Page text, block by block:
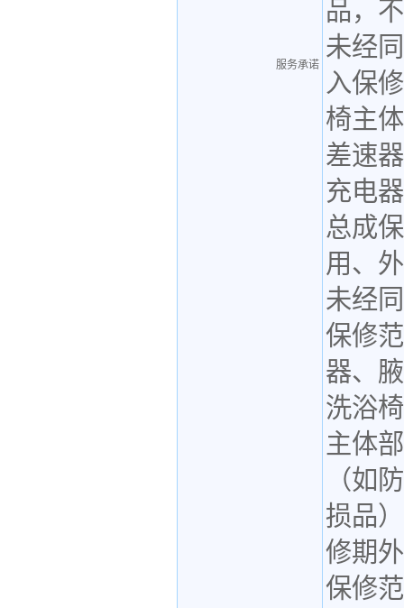
服务承诺
品，
未经
入保
椅主
差速
充电
总成
用、
未经
保修
器、
洗浴
主体
（如
损品
修期
保修